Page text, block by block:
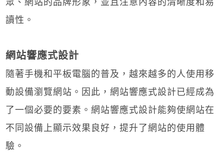
眾、網站的品牌形象，並且注意內容的清晰度和易
讀性。
網站響應式設計
隨著手機和平板電腦的普及，越來越多的人使用移
動設備瀏覽網站。因此，網站響應式設計已經成為
了一個必要的要素。網站響應式設計能夠使網站在
不同設備上顯示效果良好，提升了網站的使用體
驗。